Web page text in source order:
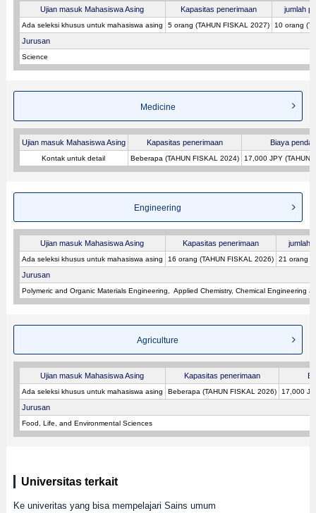
Ujian masuk Mahasiswa Asing Kapasitas penerimaan jumlah
Ada seleksi khusus untuk mahasiswa asing 5 orang (TAHUN FISKAL 2027) 10 orang
Jurusan
Science
Medicine
Ujian masuk Mahasiswa Asing Kapasitas penerimaan Biaya
Kontak untuk detail Beberapa (TAHUN FISKAL 2024) 17,000 JPY (TAHUN
Engineering
Ujian masuk Mahasiswa Asing Kapasitas penerimaan jumlah
Ada seleksi khusus untuk mahasiswa asing 16 orang (TAHUN FISKAL 2026) 21 orang
Jurusan
Polymeric and Organic Materials Engineering Applied Chemistry, Chemical Engineering
Agriculture
Ujian masuk Mahasiswa Asing Kapasitas penerimaan
Ada seleksi khusus untuk mahasiswa asing Beberapa (TAHUN FISKAL 2026) 17,000
Jurusan
Food, Life, and Environmental Sciences
Universitas terkait
Ke univeritas yang bisa mempelajari Sains umum